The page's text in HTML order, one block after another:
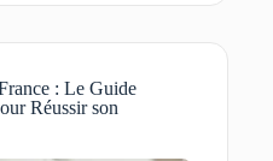
: Le Guide
Réussir son